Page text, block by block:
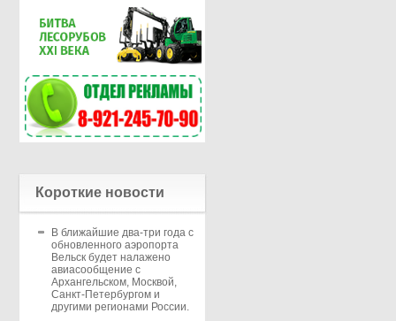
Короткие новости
В ближайшие два-три года с
обновленного аэропорта
Вельск будет налажено
авиасообщение с
Архангельском, Москвой,
Санкт-Петербургом и
другими регионами России.